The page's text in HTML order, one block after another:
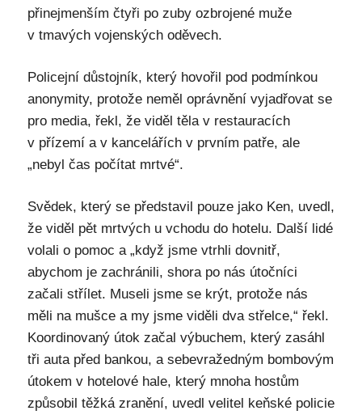
přinejmenším čtyři po zuby ozbrojené muže
v tmavých vojenských oděvech.
Policejní důstojník, který hovořil pod podmínkou
anonymity, protože neměl oprávnění vyjadřovat se
pro media, řekl, že viděl těla v restauracích
v přízemí a v kancelářích v prvním patře, ale
„nebyl čas počítat mrtvé“.
Svědek, který se představil pouze jako Ken, uvedl,
že viděl pět mrtvých u vchodu do hotelu. Další lidé
volali o pomoc a „když jsme vtrhli dovnitř,
abychom je zachránili, shora po nás útočníci
začali střílet. Museli jsme se krýt, protože nás
měli na mušce a my jsme viděli dva střelce,“ řekl.
Koordinovaný útok začal výbuchem, který zasáhl
tři auta před bankou, a sebevražedným bombovým
útokem v hotelové hale, který mnoha hostům
způsobil těžká zranění, uvedl velitel keňské policie